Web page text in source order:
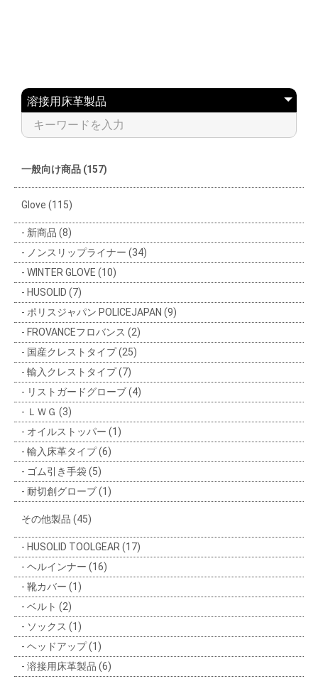
一般向け商品 (157)
Glove (115)
新商品 (8)
ノンスリップライナー (34)
WINTER GLOVE (10)
HUSOLID (7)
ポリスジャパン POLICEJAPAN (9)
FROVANCEフロバンス (2)
国産クレストタイプ (25)
輸入クレストタイプ (7)
リストガードグローブ (4)
ＬＷＧ (3)
オイルストッパー (1)
輸入床革タイプ (6)
ゴム引き手袋 (5)
耐切創グローブ (1)
その他製品 (45)
HUSOLID TOOLGEAR (17)
ヘルインナー (16)
靴カバー (1)
ベルト (2)
ソックス (1)
ヘッドアップ (1)
溶接用床革製品 (6)